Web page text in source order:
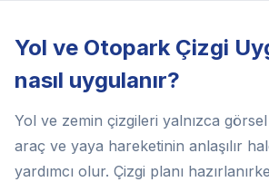
Yol ve Otopark Çizgi
nasıl uygulanır?
Yol ve zemin çizgileri yalnızca
araç ve yaya hareketinin anlaşılır
yardımcı olur. Çizgi planı